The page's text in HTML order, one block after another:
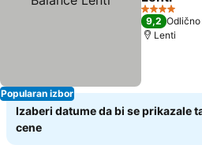
Popularan izbor
Pogledaj
4 Zvezdice
9,2 Odlično
Lenti
Izaberi datume da bi se prikazale
cene